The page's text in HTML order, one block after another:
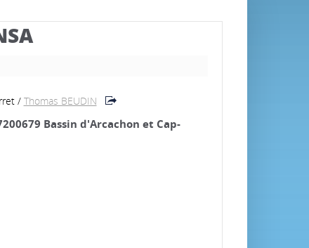
/ Thomas BEUDIN
Bassin d'Arcachon et Cap-